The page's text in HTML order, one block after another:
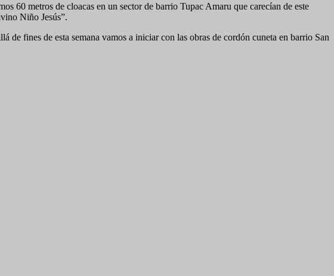
60 metros de cloacas en un sector de barrio Tupac Amaru que carecían de este
Niño Jesús”.
fines de esta semana vamos a iniciar con las obras de cordón cuneta en barrio San